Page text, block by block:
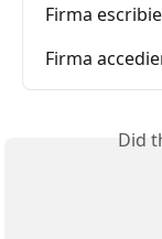
Firma
Firma
Did